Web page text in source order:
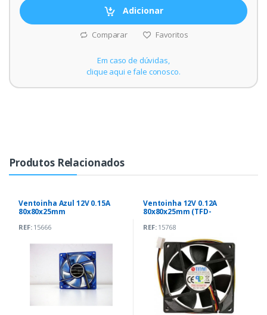
Adicionar
Comparar Favoritos
Em caso de dúvidas,
clique aqui e fale conosco.
Produtos Relacionados
Ventoinha Azul 12V 0.15A
80x80x25mm
REF:15666
Ventoinha 12V 0.12A
80x80x25mm (TFD-
REF:15768